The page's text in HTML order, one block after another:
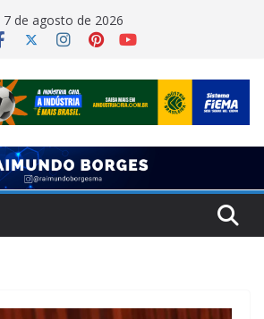
7 de agosto de 2026